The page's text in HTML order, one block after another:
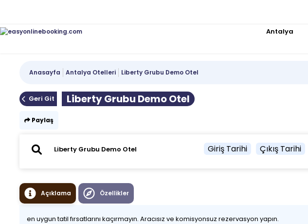
Antalya
Anasayfa Antalya Otelleri Liberty Grubu Demo Otel
Geri Git Liberty Grubu Demo Otel
Paylaş
Giriş Tarihi Çıkış Tarihi
Açıklama Özellikler
en uygun tatil fırsatlarını kaçırmayın. Aracısız ve komisyonsuz rezervasyon yapın.